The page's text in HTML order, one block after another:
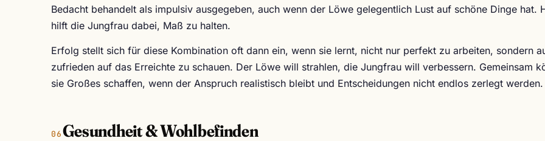
Bedacht behandelt als impulsiv ausgegeben, auch wenn der Löwe gelegentlich Lust auf schöne Dinge hat.
hilft die Jungfrau dabei, Maß zu halten.
Erfolg stellt sich für diese Kombination oft dann ein, wenn sie lernt, nicht nur perfekt zu arbeiten, sondern
zufrieden auf das Erreichte zu schauen. Der Löwe will strahlen, die Jungfrau will verbessern. Gemeinsam
sie Großes schaffen, wenn der Anspruch realistisch bleibt und Entscheidungen nicht endlos zerlegt werden.
Gesundheit & Wohlbefinden